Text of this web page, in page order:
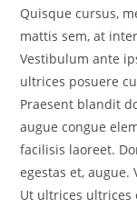
Quisque cursus,
mattis sem, at
Vestibulum ante
ultrices posuere
Praesent blandit
augue congue
facilisis laoreet.
egestas et,
Ut ultrices